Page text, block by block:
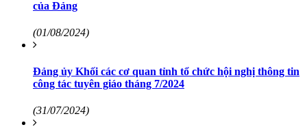
của Đảng
(01/08/2024)
Đảng ủy Khối các cơ quan tỉnh tổ chức hội nghị thông tin
công tác tuyên giáo tháng 7/2024
(31/07/2024)